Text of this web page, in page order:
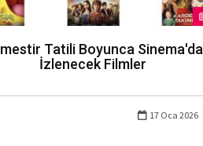
Tatili Boyunca Sinema'da
İzlenecek Filmler
17 Oca 2026